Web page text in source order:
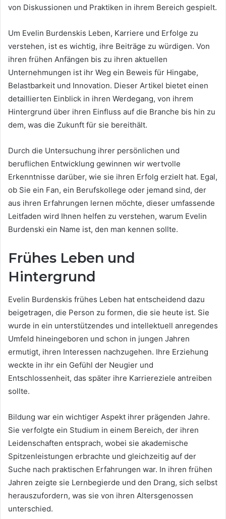
von Diskussionen und Praktiken in ihrem Bereich gespielt.
Um Evelin Burdenskis Leben, Karriere und Erfolge zu
verstehen, ist es wichtig, ihre Beiträge zu würdigen. Von
ihren frühen Anfängen bis zu ihren aktuellen
Unternehmungen ist ihr Weg ein Beweis für Hingabe,
Belastbarkeit und Innovation. Dieser Artikel bietet einen
detaillierten Einblick in ihren Werdegang, von ihrem
Hintergrund über ihren Einfluss auf die Branche bis hin zu
dem, was die Zukunft für sie bereithält.
Durch die Untersuchung ihrer persönlichen und
beruflichen Entwicklung gewinnen wir wertvolle
Erkenntnisse darüber, wie sie ihren Erfolg erzielt hat. Egal,
ob Sie ein Fan, ein Berufskollege oder jemand sind, der
aus ihren Erfahrungen lernen möchte, dieser umfassende
Leitfaden wird Ihnen helfen zu verstehen, warum Evelin
Burdenski ein Name ist, den man kennen sollte.
Frühes Leben und
Hintergrund
Evelin Burdenskis frühes Leben hat entscheidend dazu
beigetragen, die Person zu formen, die sie heute ist. Sie
wurde in ein unterstützendes und intellektuell anregendes
Umfeld hineingeboren und schon in jungen Jahren
ermutigt, ihren Interessen nachzugehen. Ihre Erziehung
weckte in ihr ein Gefühl der Neugier und
Entschlossenheit, das später ihre Karriereziele antreiben
sollte.
Bildung war ein wichtiger Aspekt ihrer prägenden Jahre.
Sie verfolgte ein Studium in einem Bereich, der ihren
Leidenschaften entsprach, wobei sie akademische
Spitzenleistungen erbrachte und gleichzeitig auf der
Suche nach praktischen Erfahrungen war. In ihren frühen
Jahren zeigte sie Lernbegierde und den Drang, sich selbst
herauszufordern, was sie von ihren Altersgenossen
unterschied.